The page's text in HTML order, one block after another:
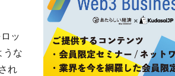
ッ
うな
れ